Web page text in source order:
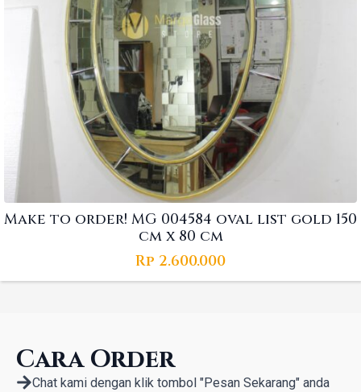
Make to order! MG 004584 oval list gold 150
cm x 80 cm
Rp 2.600.000
Cara Order
Chat kami dengan klik tombol "Pesan Sekarang" anda